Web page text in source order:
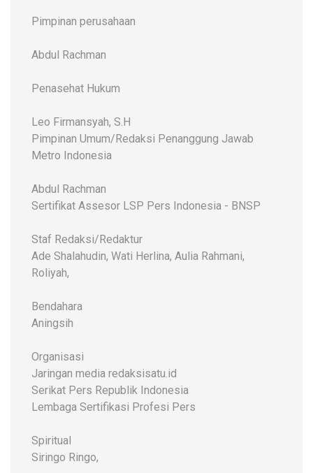
Pimpinan perusahaan
Abdul Rachman
Penasehat Hukum
Leo Firmansyah, S.H
Pimpinan Umum/Redaksi Penanggung Jawab
Metro Indonesia
Abdul Rachman
Sertifikat Assesor LSP Pers Indonesia - BNSP
Staf Redaksi/Redaktur
Ade Shalahudin, Wati Herlina, Aulia Rahmani,
Roliyah,
Bendahara
Aningsih
Organisasi
Jaringan media redaksisatu.id
Serikat Pers Republik Indonesia
Lembaga Sertifikasi Profesi Pers
Spiritual
Siringo Ringo,